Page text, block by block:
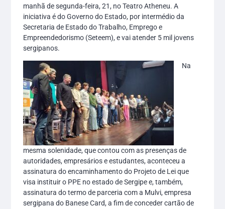
manhã de segunda-feira, 21, no Teatro Atheneu. A
iniciativa é do Governo do Estado, por intermédio da
Secretaria de Estado do Trabalho, Emprego e
Empreendedorismo (Seteem), e vai atender 5 mil jovens
sergipanos.
Na
mesma solenidade, que contou com as presenças de
autoridades, empresários e estudantes, aconteceu a
assinatura do encaminhamento do Projeto de Lei que
visa instituir o PPE no estado de Sergipe e, também,
assinatura do termo de parceria com a Mulvi, empresa
sergipana do Banese Card, a fim de conceder cartão de